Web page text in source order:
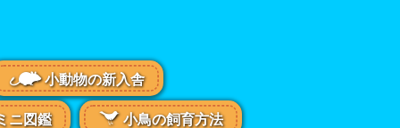
小動物の新入舎
ニ図鑑 小鳥の飼育方法